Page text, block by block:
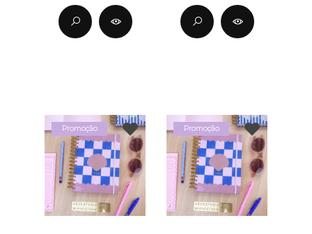
Promoção Promoção